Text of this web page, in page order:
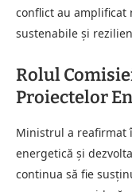
conflict au amplificat
sustenabile și
Rolul
Proiectelor
Ministrul a reafirmat
energetică și
continua să fie